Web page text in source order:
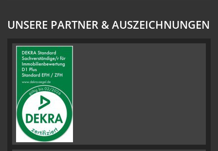
UNSERE PARTNER & AUSZEICHNUNGEN